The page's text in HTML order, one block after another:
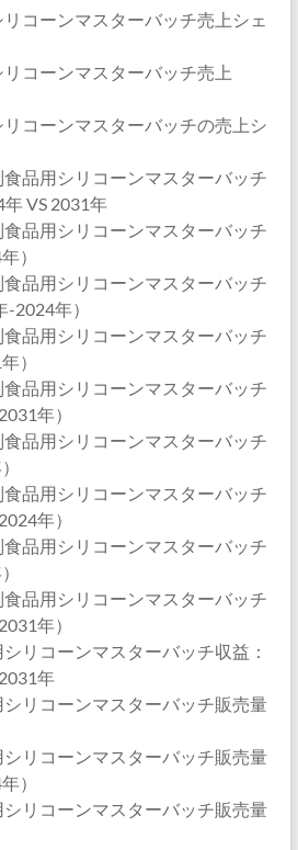
リコーンマスターバッチ売上シェ
リコーンマスターバッチ売上
リコーンマスターバッチの売上シ
食品用シリコーンマスターバッチ
VS 2031年
食品用シリコーンマスターバッチ
）
食品用シリコーンマスターバッチ
2024年）
食品用シリコーンマスターバッチ
）
食品用シリコーンマスターバッチ
年）
食品用シリコーンマスターバッチ
食品用シリコーンマスターバッチ
年）
食品用シリコーンマスターバッチ
食品用シリコーンマスターバッチ
年）
リコーンマスターバッチ収益：
年
シリコーンマスターバッチ販売量
シリコーンマスターバッチ販売量
）
シリコーンマスターバッチ販売量